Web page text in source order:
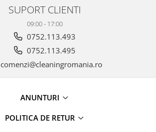
SUPORT CLIENTI
09:00 - 17:00
0752.113.493
0752.113.495
comenzi@cleaningromania.ro
ANUNTURI
POLITICA DE RETUR